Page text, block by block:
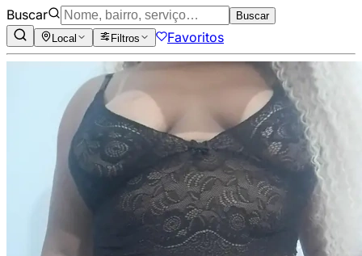
Buscar
Buscar
Local
Filtros Favoritos